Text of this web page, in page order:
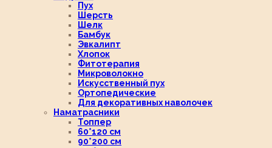
Пух
Шерсть
Шелк
Бамбук
Эвкалипт
Хлопок
Фитотерапия
Микроволокно
Искусственный пух
Ортопедические
Для декоративных наволочек
Наматрасники
Топпер
60*120 см
90*200 см